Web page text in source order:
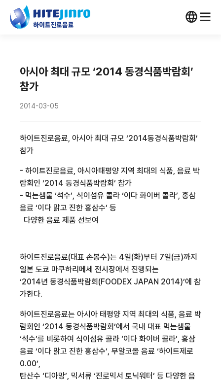
아시아 최대 규모 ‘2014 동경식품박람회’
참가
2014-03-05
하이트진로음료, 아시아 최대 규모 ‘2014동경식품박람회’
참가
- 하이트진로음료, 아시아태평양 지역 최대의 식품, 음료 박
람회인 ‘2014 동경식품박람회’ 참가
- 먹는샘물 ‘석수’, 식이섬유 콜라 ‘이다 화이버 콜라’, 홍삼
음료 ‘이다 맑고 진한 홍삼수’ 등
다양한 음료 제품 선보여
하이트진로음료(대표 손봉수)는 4일(화)부터 7일(금)까지
일본 도쿄 마쿠하리메세 전시장에서 진행되는
‘2014년 동경식품박람회(FOODEX JAPAN 2014)’에 참
가한다.
하이트진로음료는 아시아 태평양 지역 최대의 식품, 음료 박
람회인 ‘2014 동경식품박람회’에서 국내 대표 먹는샘물
‘석수’를 비롯하여 식이섬유 콜라 ‘이다 화이버 콜라’, 홍삼
음료 ‘이다 맑고 진한 홍삼수’, 무알코올 음료 ‘하이트제로
0.00’,
탄산수 ‘디아망’, 믹서류 ‘진로믹서 토닉워터’ 등 다양한 음